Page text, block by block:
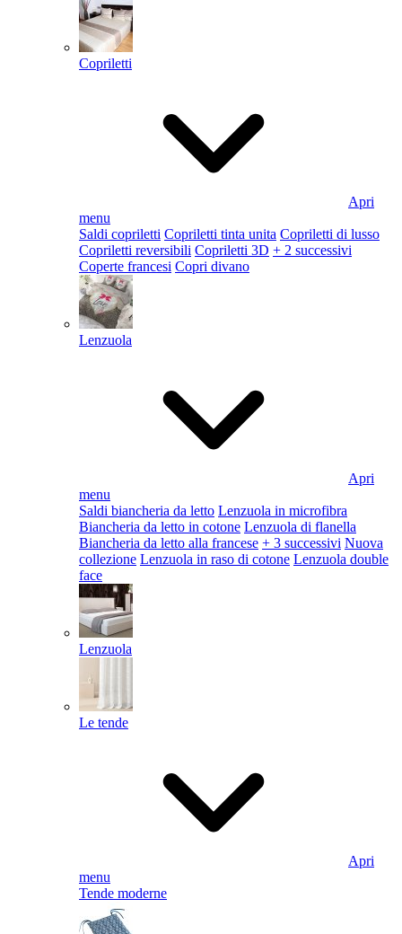
Copriletti
Apri
menu
Saldi copriletti Copriletti tinta unita Copriletti di lusso
Copriletti reversibili Copriletti 3D + 2 successivi
Coperte francesi Copri divano
Lenzuola
Apri
menu
Saldi biancheria da letto Lenzuola in microfibra
Biancheria da letto in cotone Lenzuola di flanella
Biancheria da letto alla francese + 3 successivi Nuova
collezione Lenzuola in raso di cotone Lenzuola double
face
Lenzuola
Le tende
Apri
menu
Tende moderne